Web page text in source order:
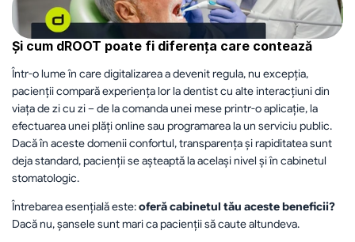
Și cum dROOT poate fi diferența care contează
Într-o lume în care digitalizarea a devenit regula, nu excepția,
pacienții compară experiența lor la dentist cu alte interacțiuni din
viața de zi cu zi – de la comanda unei mese printr-o aplicație, la
efectuarea unei plăți online sau programarea la un serviciu public.
Dacă în aceste domenii confortul, transparența și rapiditatea sunt
deja standard, pacienții se așteaptă la același nivel și în cabinetul
stomatologic.
Întrebarea esențială este: oferă cabinetul tău aceste beneficii?
Dacă nu, șansele sunt mari ca pacienții să caute altundeva.